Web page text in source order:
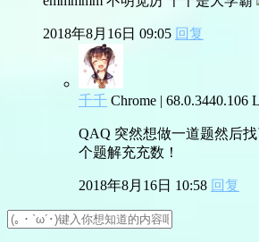
2018年8月16日 09:05 回复
千千 Chrome | 68.0.3440.106
QAQ 突然想做一道题然后
个题解充充数！
2018年8月16日 10:58 回复